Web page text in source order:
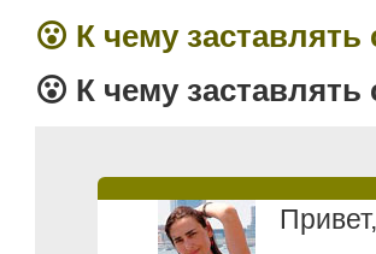
😮 К чему
😮 К чему